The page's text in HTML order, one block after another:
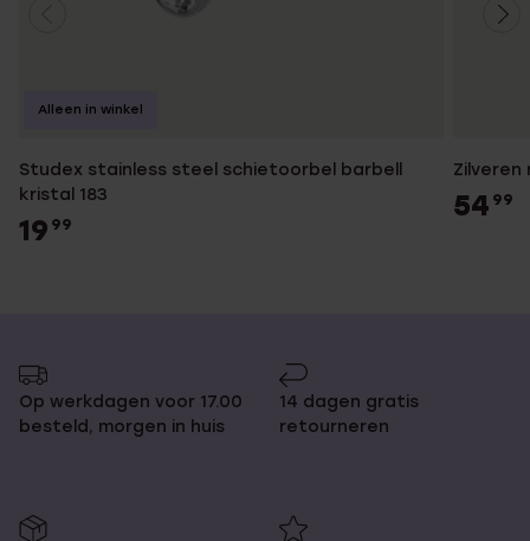
Studex stainless steel schietoorbel barbell
kristal 183
19 99
Alleen in winkel
Zilveren
54 99
Op werkdagen voor 17.00
besteld, morgen in huis
14 dagen gratis
retourneren